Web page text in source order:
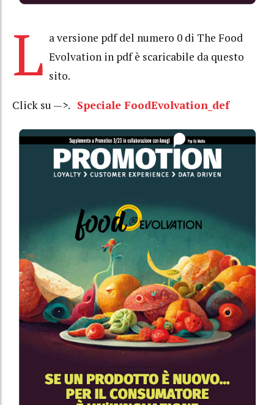
L a versione pdf del numero 0 di The Food
Evolvation in pdf è scaricabile da questo
sito.
Click su —>. Speciale FoodEvolvation_def